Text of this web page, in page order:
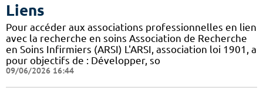
Liens
Pour accéder aux associations professionnelles en lien
avec la recherche en soins Association de Recherche
en Soins Infirmiers (ARSI) L'ARSI, association loi 1901, a
pour objectifs de : Développer, so
09/06/2026 16:44